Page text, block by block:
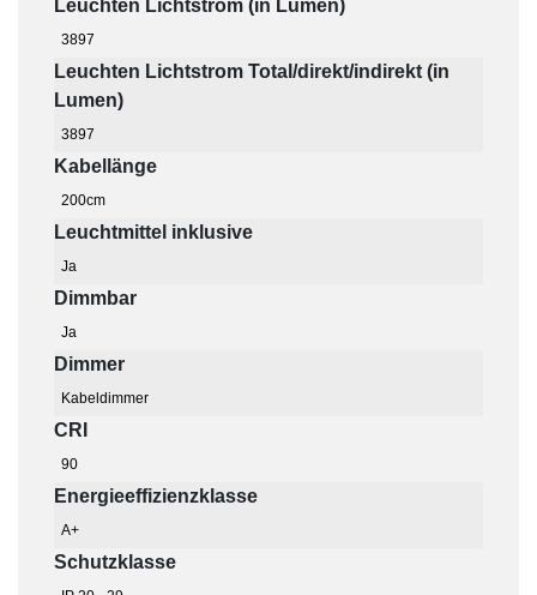
Leuchten Lichtstrom (in Lumen)
3897
Leuchten Lichtstrom Total/direkt/indirekt (in
Lumen)
3897
Kabellänge
200cm
Leuchtmittel inklusive
Ja
Dimmbar
Ja
Dimmer
Kabeldimmer
CRI
90
Energieeffizienzklasse
A+
Schutzklasse